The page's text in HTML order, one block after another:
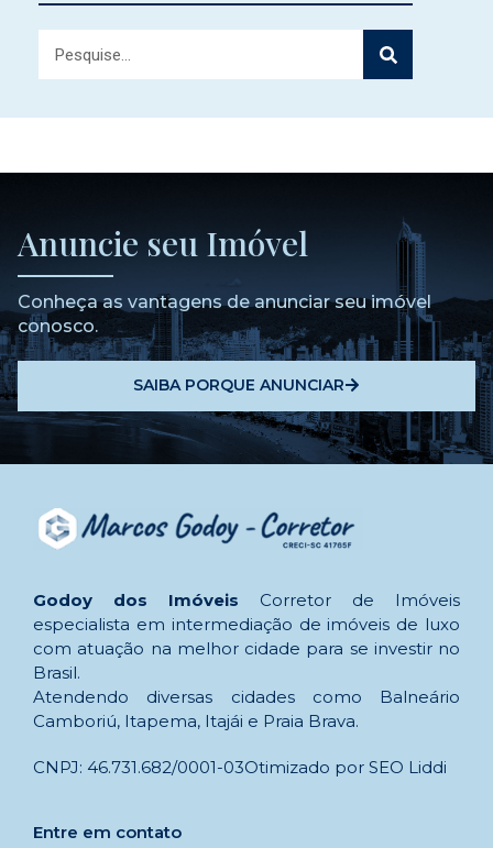
Anuncie seu Imóvel
Conheça as vantagens de anunciar seu imóvel
conosco.
SAIBA PORQUE ANUNCIAR
Godoy dos Imóveis Corretor de Imóveis
especialista em intermediação de imóveis de luxo
com atuação na melhor cidade para se investir no
Brasil.
Atendendo diversas cidades como Balneário
Camboriú, Itapema, Itajái e Praia Brava.
CNPJ: 46.731.682/0001-03Otimizado por SEO Liddi
Entre em contato